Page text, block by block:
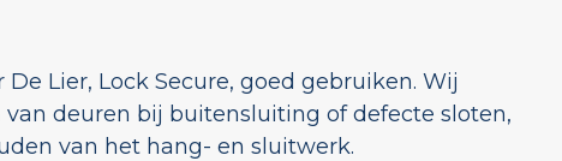
Lier, Lock Secure, goed gebruiken. Wij
deuren bij buitensluiting of defecte sloten,
van het hang- en sluitwerk.